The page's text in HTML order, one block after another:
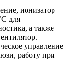
ионизатор
для
а также
управление
работу при